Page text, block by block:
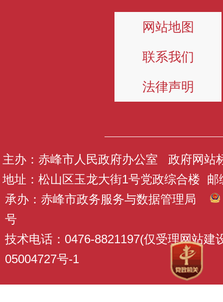
网站地图
联系我们
法律声明
主办：赤峰市人民政府办公室 政府网站
地址：松山区玉龙大街1号党政综合楼 邮
承办：赤峰市政务服务与数据管理局
号
技术电话：0476-8821197(仅受理网站建
05004727号-1